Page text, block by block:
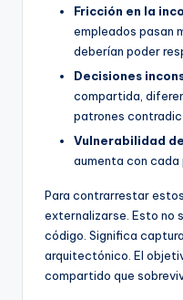
Fricción en la
empleados pasan
deberían poder
Decisiones
compartida,
patrones
Vulnerabilidad
aumenta con cada
Para contrarrestar
externalizarse. Esto no
código. Significa
arquitectónico. El
compartido que